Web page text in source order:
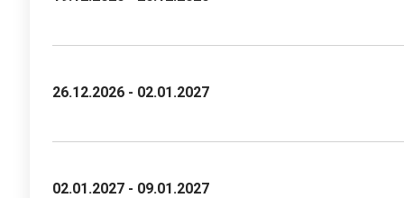
26.12.2026 - 02.01.2027
02.01.2027 - 09.01.2027